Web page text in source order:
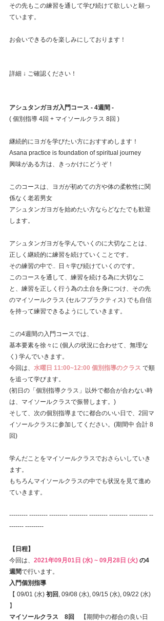
その先もこの練習を通して学び続けて欲しいと願っ
ています。
お会いできるのを楽しみにしております！
詳細 ↓ ご確認ください！
アシュタンガヨガ入門コース - 4週間 -
( 個別指導 4回 + マイソールクラス 8回 )
継続的にヨガを学びたい方におすすめします！
Asana practice is foundation of spiritual journey
興味がある方は、きっかけにどうぞ！
このコースは、ヨガが初めての方や体の柔軟性に関
係なく老若男女
アシュタンガヨガを始めたい方ならどなたでも歓迎
します。
アシュタンガヨガを学んでいくのに大切なことは、
正しく継続的に練習を続けていくことです。
その練習の中で..  日々学び続けていくのです。
このコースを通して、練習を続ける為に大切なこ
と、練習を正しく行う為の土台を身につけ、その先
のマイソールクラス (セルフプラクティス) でも自信
を持って練習できるようにしていきます。
この4週間の入門コースでは、
基本要素を徐々に (個人の状況に合わせて、無理な
く) 学んでいきます。
今回は、 水曜日 11:00~12:00 個別指導のクラス で順
を追って学びます。
(初日の「個別指導クラス」以外で都合が合わない時
は、マイソールクラスで振替します。)
そして、次の個別指導までに都合のいい日で、2回マ
イソールクラスに参加してください。(期間中 合計 8
回)
学んだことをマイソールクラスでおさらいしていき
ます。
もちろんマイソールクラスの中でも状況を見て進め
ていきます。
--------- --------- --------- --------- --------- --------- --------- --
------- ---------
【日程】
今回は、 2021年09月01日 (水) ~ 09月28日 (火) の4
週間で行います。​
入門個別指導
【 09/01 (水) 初回 , 09/08 (水), 09/15 (水), 09/22 (水)
】
マイソールクラス　8回
【期間中の都合の良い日